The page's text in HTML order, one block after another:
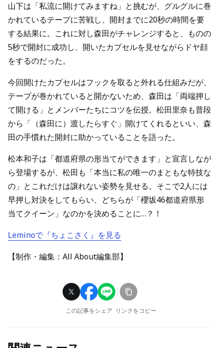
山下は「私流に開けてみますね」と挑むが、グルグルに巻
かれているテープに苦戦し、開封までに20秒の時間を要
する結果に。これに対し森田がチャレンジすると、ものの
5秒で開封に成功し、開いたカプセルを見せながらドヤ顔
をするのだった。
今回開けたカプセルはフックを取ると外れる仕組みだが、
テープが巻かれていると開かないため、森田は「両端押し
て開ける」とメンバーたちにコツを伝授。松田里奈も普段
から「（森田に）渡したらすぐ」開けてくれるといい、森
田の手慣れた開封に助かっていることを語った。
松本和子は「都道府県の形当てができます」と宣言しなが
ら登場するが、松田も「本当に私の唯一のまともな特技な
の」とこれだけは譲れない姿勢を見せる。そこで2人には
早押し対決をしてもらい、どちらが「櫻坂46都道府県形
当てクイーン」なのかを決めることに…？！
Leminoで『ちょこさく』を見る
【制作・編集：All About編集部】
この記事をシェア リンクをコピー